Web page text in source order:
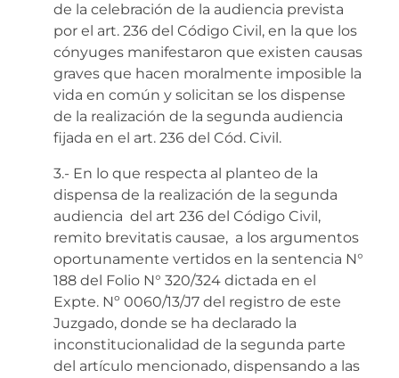
de la celebración de la audiencia prevista
por el art. 236 del Código Civil, en la que los
cónyuges manifestaron que existen causas
graves que hacen moralmente imposible la
vida en común y solicitan se los dispense
de la realización de la segunda audiencia
fijada en el art. 236 del Cód. Civil.
3.- En lo que respecta al planteo de la
dispensa de la realización de la segunda
audiencia del art 236 del Código Civil,
remito brevitatis causae, a los argumentos
oportunamente vertidos en la sentencia N°
188 del Folio N° 320/324 dictada en el
Expte. Nº 0060/13/J7 del registro de este
Juzgado, donde se ha declarado la
inconstitucionalidad de la segunda parte
del artículo mencionado, dispensando a las